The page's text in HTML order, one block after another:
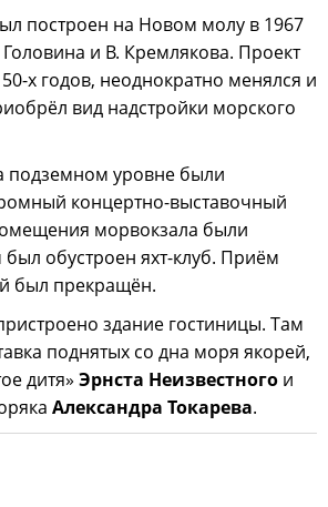
построен на Новом молу в 1967
Головина и В. Кремлякова. Проект
х годов, неоднократно менялся и
вид надстройки морского
подземном уровне были
концертно-выставочный
морвокзала были
обустроен яхт-клуб. Приём
был прекращён.
здание гостиницы. Там
поднятых со дна моря якорей,
дитя» Эрнста Неизвестного и
Александра Токарева.